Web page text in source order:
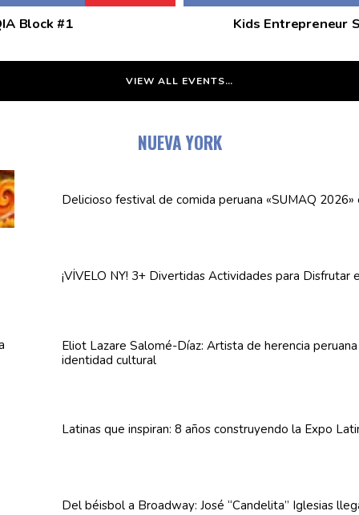
Block #1 Kids Entrepreneur
VIEW ALL EVENTS…
NUEVA YORK
Delicioso festival de comida peruana «SUMAQ
¡VÍVELO NY! 3+ Divertidas Actividadespara Disfrutar
Eliot Lazare Salomé-Díaz: Artista de herencia
identidad cultural
Latinas que inspiran: 8 años construyendo la Expo
Del béisbol a Broadway: José “Candelita” Iglesias